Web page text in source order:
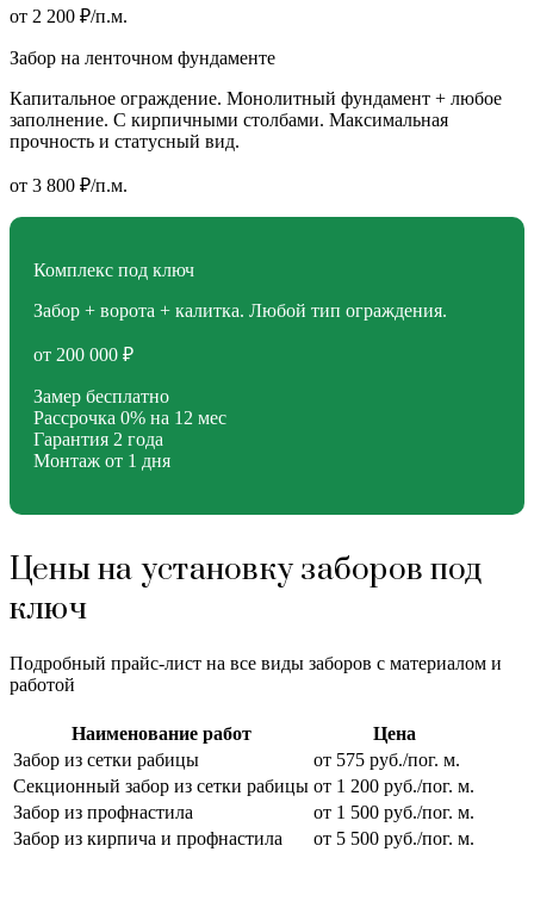
от 2 200 ₽/п.м.
Забор на ленточном фундаменте
Капитальное ограждение. Монолитный фундамент + любое
заполнение. С кирпичными столбами. Максимальная
прочность и статусный вид.
от 3 800 ₽/п.м.
Комплекс под ключ
Забор + ворота + калитка. Любой тип ограждения.
от 200 000 ₽
Замер бесплатно
Рассрочка 0% на 12 мес
Гарантия 2 года
Монтаж от 1 дня
Цены на установку заборов под
ключ
Подробный прайс-лист на все виды заборов с материалом и
работой
Наименование работ
Цена
Забор из сетки рабицы
от 575 руб./пог. м.
Секционный забор из сетки рабицы от 1 200 руб./пог. м.
Забор из профнастила
от 1 500 руб./пог. м.
Забор из кирпича и профнастила
от 5 500 руб./пог. м.